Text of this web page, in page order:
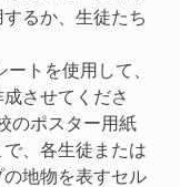
るか、生徒たち
トを使用して、
させてくださ
のポスター用紙
、各生徒または
地物を表すセル